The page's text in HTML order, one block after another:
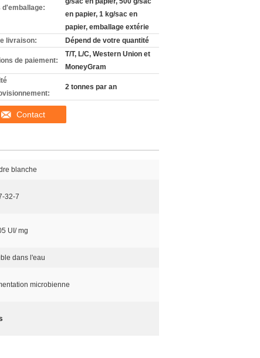
d'emballage:
en papier, 1 kg/sac en
papier, emballage extérie
livraison:
Dépend de votre quantité
de paiement:
T/T, L/C, Western Union et
MoneyGram
2 tonnes par an
Contact
blanche
32-7
UI/ mg
dans l'eau
microbienne